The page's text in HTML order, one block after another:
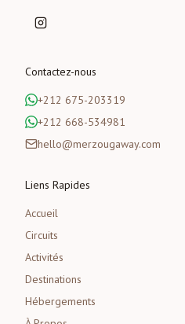
Contactez-nous
+212 675-203319
+212 668-534981
hello@merzougaway.com
Liens Rapides
Accueil
Circuits
Activités
Destinations
Hébergements